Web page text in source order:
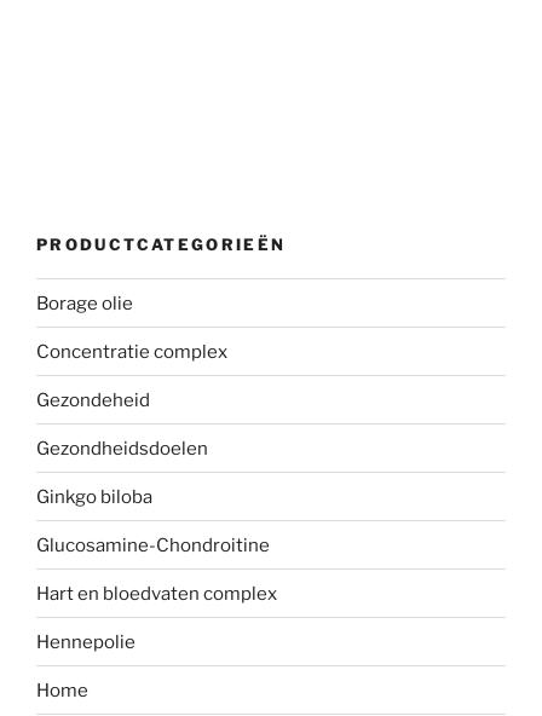
PRODUCTCATEGORIEËN
Borage olie
Concentratie complex
Gezondeheid
Gezondheidsdoelen
Ginkgo biloba
Glucosamine-Chondroitine
Hart en bloedvaten complex
Hennepolie
Home